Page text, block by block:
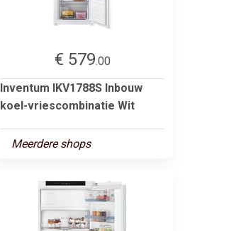
€ 579.00
Inventum IKV1788S Inbouw
koel-vriescombinatie Wit
Meerdere shops